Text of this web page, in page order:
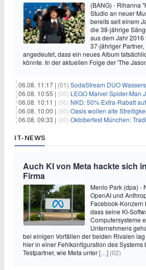
(BANG) - Rihanna
Studio an neuer
bereits seit einem
die 38-jährige
aus dem Jahr 2016
37-jähriger Partner,
angedeutet, dass ein neues Album
könnte. In der aktuellen Folge der 'The
06.08. 11:17 | (01) SodaStream DUO
06.08. 10:55 | (00) LEGO Marvel Spider-Man Jagt den
06.08. 10:11 | (00) NKD: 50% Extra-Rabatt
06.08. 10:00 | (00) Oasis wollen alte Streitigkeiten vor Aufnahme
06.08. 09:33 | (00) Oktoberfest München: Traditionen, Etikette und
IT-NEWS
Auch KI von Meta hackte sich
Firma
Menlo Park (dpa) -
OpenAI und
Facebook-Konzern
dass seine KI-
Computersysteme
Unternehmens
bei einigen Vorfällen der beiden Rivalen
hier in einer Fehlkonfiguration des Systems
Testpartner, wie Meta unter[…] (02)